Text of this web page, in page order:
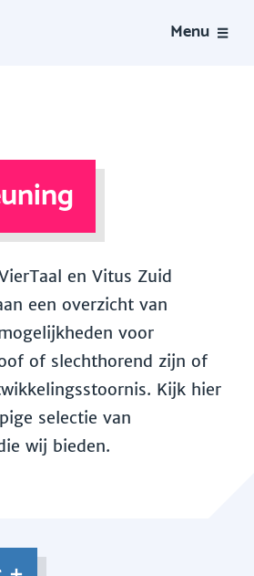
Menu
en Vitus Zuid
een overzicht van
voor
of slechthorend zijn of
Kijk hier
selectie van
wij bieden.